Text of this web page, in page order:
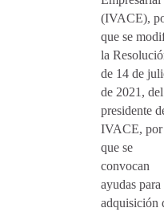
(IVACE),
que se
la
de 14 de
de 2021, del
presidente
IVACE, por
que se
convocan
ayudas para
adquisición